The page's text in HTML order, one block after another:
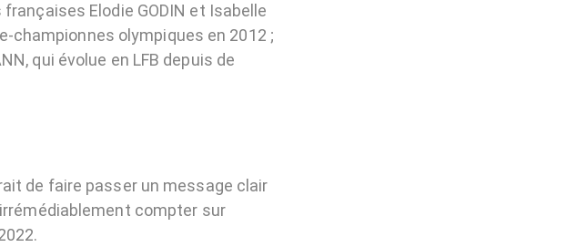
Elodie GODIN et Isabelle
championnes olympiques en 2012 ;
qui évolue en LFB depuis de
de faire passer un message clair
compter sur